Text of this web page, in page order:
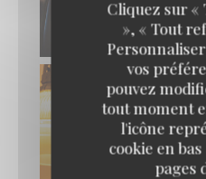
Cliquez sur «
», « Tout
vos
pouvez
tout moment
l'icône
cookie en
pages